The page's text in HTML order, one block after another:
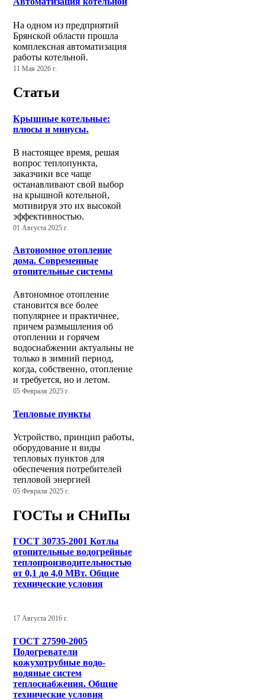
На одном из предприятий
Брянской области прошла
комплексная автоматизация
работы котельной.
11 Мая 2026 г.
Статьи
Крышные котельные:
плюсы и минусы.
В настоящее время, решая
вопрос теплопункта,
заказчики все чаще
останавливают свой выбор
на крышной котельной,
мотивируя это их высокой
эффективностью.
01 Августа 2025 г.
Автономное отопление
дома. Современные
отопительные системы
Автономное отопление
становится все более
популярнее и практичнее,
причем размышления об
отоплении и горячем
водоснабжении актуальны не
только в зимний период,
когда, собственно, отопление
и требуется, но и летом.
05 Февраля 2025 г.
Тепловые пункты
Устройство, принцип работы,
оборудование и виды
тепловых пунктов для
обеспечения потребителей
тепловой энергией
05 Февраля 2025 г.
ГОСТы и СНиПы
ГОСТ 30735-2001 Котлы
отопительные водогрейные
теплопроизводительностью
от 0,1 до 4,0 МВт. Общие
технические условия
17 Августа 2016 г.
ГОСТ 27590-2005
Подогреватели
кожухотрубные водо-
водяные систем
теплоснабжения. Общие
технические условия